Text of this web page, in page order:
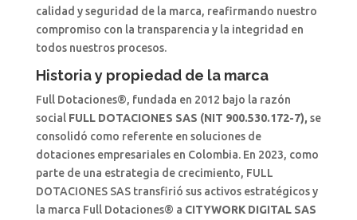
calidad y seguridad de la marca, reafirmando nuestro
compromiso con la transparencia y la integridad en
todos nuestros procesos.
Historia y propiedad de la marca
Full Dotaciones®, fundada en 2012 bajo la razón
social FULL DOTACIONES SAS (NIT 900.530.172-7), se
consolidó como referente en soluciones de
dotaciones empresariales en Colombia. En 2023, como
parte de una estrategia de crecimiento, FULL
DOTACIONES SAS transfirió sus activos estratégicos y
la marca Full Dotaciones® a CITYWORK DIGITAL SAS